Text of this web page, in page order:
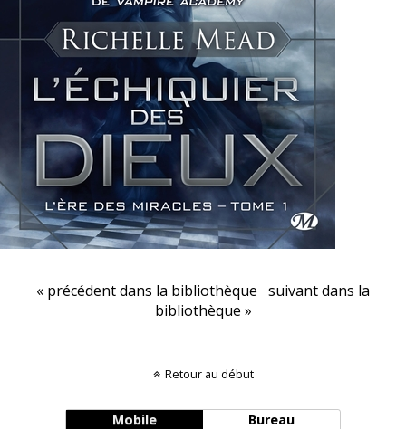
« précédent dans la bibliothèque suivant dans la
bibliothèque »
Retour au début
Mobile Bureau